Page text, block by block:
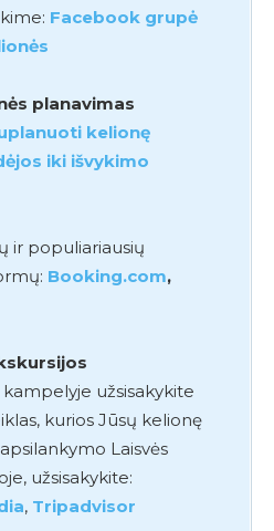
Facebook grupė
planavimas
kelionę
iki išvykimo
ir populiariausių
Booking.com,
užsisakykite
kurios Jūsų kelionę
Laisvės
užsisakykite:
, Tripadvisor